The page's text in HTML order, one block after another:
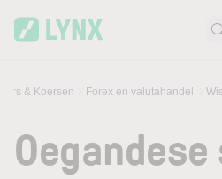
& Koersen Forex en valutahandel